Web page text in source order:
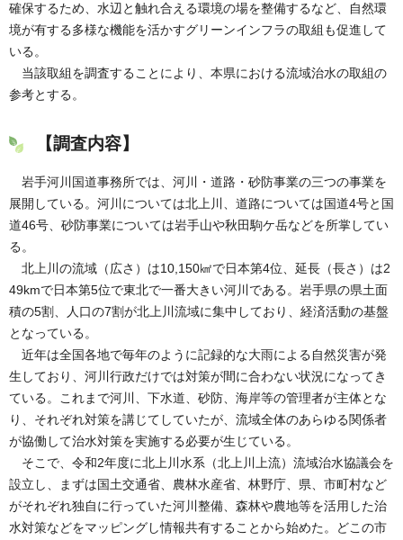
確保するため、水辺と触れ合える環境の場を整備するなど、自然環
境が有する多様な機能を活かすグリーンインフラの取組も促進して
いる。
当該取組を調査することにより、本県における流域治水の取組の
参考とする。
【調査内容】
岩手河川国道事務所では、河川・道路・砂防事業の三つの事業を
展開している。河川については北上川、道路については国道4号と国
道46号、砂防事業については岩手山や秋田駒ケ岳などを所掌してい
る。
北上川の流域（広さ）は10,150㎢で日本第4位、延長（長さ）は2
49kmで日本第5位で東北で一番大きい河川である。岩手県の県土面
積の5割、人口の7割が北上川流域に集中しており、経済活動の基盤
となっている。
近年は全国各地で毎年のように記録的な大雨による自然災害が発
生しており、河川行政だけでは対策が間に合わない状況になってき
ている。これまで河川、下水道、砂防、海岸等の管理者が主体とな
り、それぞれ対策を講じてしていたが、流域全体のあらゆる関係者
が協働して治水対策を実施する必要が生じている。
そこで、令和2年度に北上川水系（北上川上流）流域治水協議会を
設立し、まずは国土交通省、農林水産省、林野庁、県、市町村など
がそれぞれ独自に行っていた河川整備、森林や農地等を活用した治
水対策などをマッピングし情報共有することから始めた。どこの市